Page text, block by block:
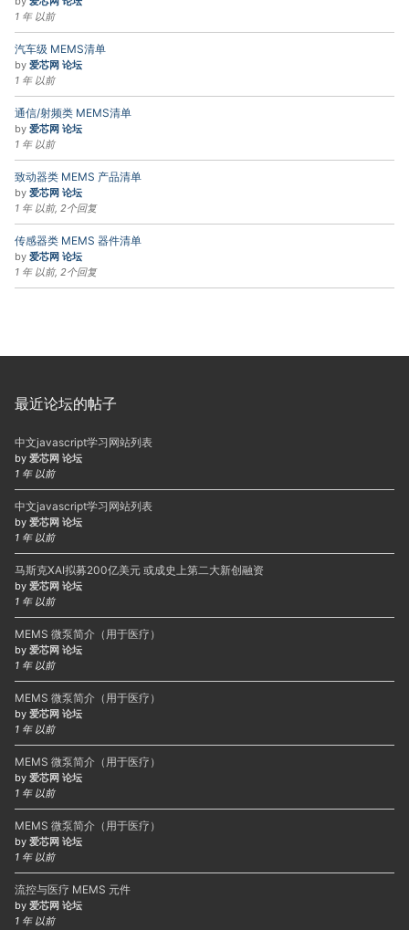
1 年 以前
汽车级 MEMS清单
by 爱芯网 论坛
1 年 以前
通信/射频类 MEMS清单
by 爱芯网 论坛
1 年 以前
致动器类 MEMS 产品清单
by 爱芯网 论坛
1 年 以前, 2个回复
传感器类 MEMS 器件清单
by 爱芯网 论坛
1 年 以前, 2个回复
最近论坛的帖子
中文javascript学习网站列表
by 爱芯网 论坛
1 年 以前
中文javascript学习网站列表
by 爱芯网 论坛
1 年 以前
马斯克XAI拟募200亿美元 或成史上第二大新创融资
by 爱芯网 论坛
1 年 以前
MEMS 微泵简介（用于医疗）
by 爱芯网 论坛
1 年 以前
MEMS 微泵简介（用于医疗）
by 爱芯网 论坛
1 年 以前
MEMS 微泵简介（用于医疗）
by 爱芯网 论坛
1 年 以前
MEMS 微泵简介（用于医疗）
by 爱芯网 论坛
1 年 以前
流控与医疗 MEMS 元件
by 爱芯网 论坛
1 年 以前